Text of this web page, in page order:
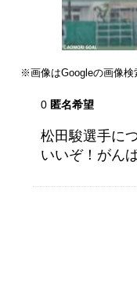
※画像はGoogleの画像検
0 匿名希望
松田駿選手に
いいぞ！がん